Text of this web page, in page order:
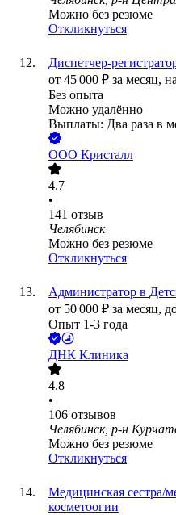
Можно без резюме
Откликнуться
Диспетчер-
от 45 000 ₽ за месяц,
Без опыта
Можно удалённо
Выплаты: Два раза в
ООО Кристалл
4.7
•
141 отзыв
Челябинск
Можно без резюме
Откликнуться
Администратор в
от 50 000 ₽ за месяц,
Опыт 1-3 года
ДНК Клиника
4.8
•
106 отзывов
Челябинск, р-н
Можно без резюме
Откликнуться
Медицинская сестра/
косметоогии